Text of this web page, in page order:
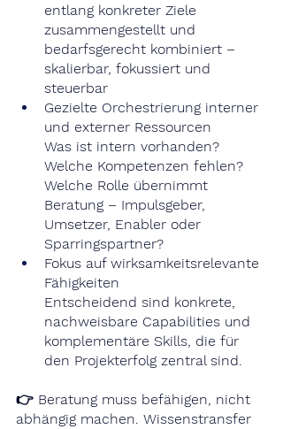
entlang konkreter Ziele
zusammengestellt und
bedarfsgerecht kombiniert –
skalierbar, fokussiert und
steuerbar
Gezielte Orchestrierung interner
und externer Ressourcen
Was ist intern vorhanden?
Welche Kompetenzen fehlen?
Welche Rolle übernimmt
Beratung – Impulsgeber,
Umsetzer, Enabler oder
Sparringspartner?
Fokus auf wirksamkeitsrelevante
Fähigkeiten
Entscheidend sind konkrete,
nachweisbare Capabilities und
komplementäre Skills, die für
den Projekterfolg zentral sind.
👉 Beratung muss befähigen, nicht
abhängig machen. Wissenstransfer